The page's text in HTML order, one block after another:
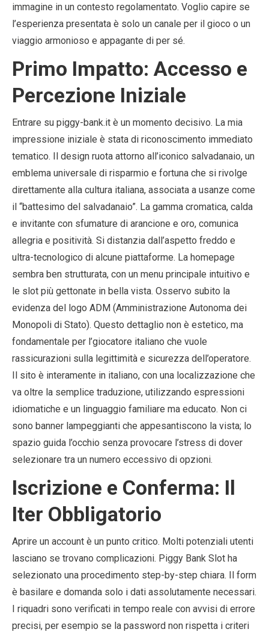
immagine in un contesto regolamentato. Voglio capire se
l’esperienza presentata è solo un canale per il gioco o un
viaggio armonioso e appagante di per sé.
Primo Impatto: Accesso e
Percezione Iniziale
Entrare su piggy-bank.it è un momento decisivo. La mia
impressione iniziale è stata di riconoscimento immediato
tematico. Il design ruota attorno all’iconico salvadanaio, un
emblema universale di risparmio e fortuna che si rivolge
direttamente alla cultura italiana, associata a usanze come
il “battesimo del salvadanaio”. La gamma cromatica, calda
e invitante con sfumature di arancione e oro, comunica
allegria e positività. Si distanzia dall’aspetto freddo e
ultra-tecnologico di alcune piattaforme. La homepage
sembra ben strutturata, con un menu principale intuitivo e
le slot più gettonate in bella vista. Osservo subito la
evidenza del logo ADM (Amministrazione Autonoma dei
Monopoli di Stato). Questo dettaglio non è estetico, ma
fondamentale per l’giocatore italiano che vuole
rassicurazioni sulla legittimità e sicurezza dell’operatore.
Il sito è interamente in italiano, con una localizzazione che
va oltre la semplice traduzione, utilizzando espressioni
idiomatiche e un linguaggio familiare ma educato. Non ci
sono banner lampeggianti che appesantiscono la vista; lo
spazio guida l’occhio senza provocare l’stress di dover
selezionare tra un numero eccessivo di opzioni.
Iscrizione e Conferma: Il
Iter Obbligatorio
Aprire un account è un punto critico. Molti potenziali utenti
lasciano se trovano complicazioni. Piggy Bank Slot ha
selezionato una procedimento step-by-step chiara. Il form
è basilare e domanda solo i dati assolutamente necessari.
I riquadri sono verificati in tempo reale con avvisi di errore
precisi, per esempio se la password non rispetta i criteri